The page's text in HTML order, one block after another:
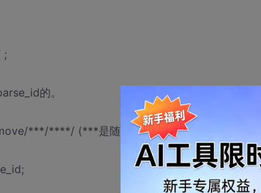
;
的。
***/****/ (***是随即触发获取的，不是固定的)；